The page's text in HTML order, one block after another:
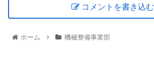
コメントを書き込む
ホーム 機械整備事業部